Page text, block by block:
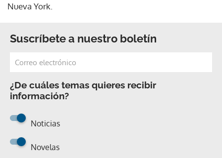
Nueva York.
Suscríbete a nuestro boletín
¿De cuáles temas quieres recibir
información?
Noticias
Novelas